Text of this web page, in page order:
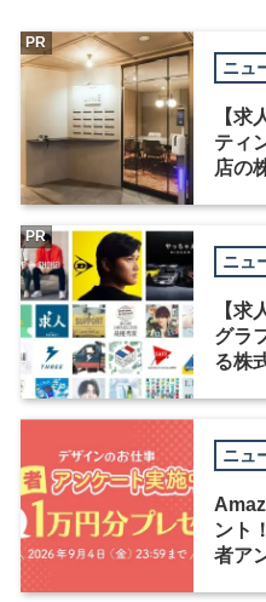
ニュ
【求
ティ
店の
PR
ニュ
【求
グラ
る株
PR
ニュ
ント
者ア